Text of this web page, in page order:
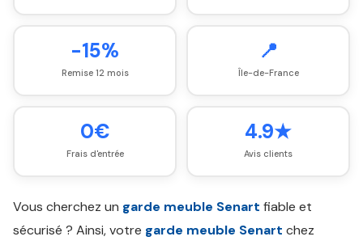
-15%
Remise 12 mois
📍
Île-de-France
0€
Frais d'entrée
4.9★
Avis clients
Vous cherchez un garde meuble Senart fiable et
sécurisé ? Ainsi, votre garde meuble Senart chez